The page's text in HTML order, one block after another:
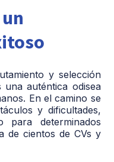
y selección
auténtica odisea
En el camino se
y dificultades,
para determinados
de cientos de CVs y